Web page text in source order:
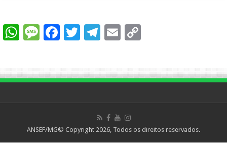
WhatsApp
Message
Facebook
Twitter
Telegram
Email
ANSEF/MG© Copyright 2026, Todos os direitos reservados.